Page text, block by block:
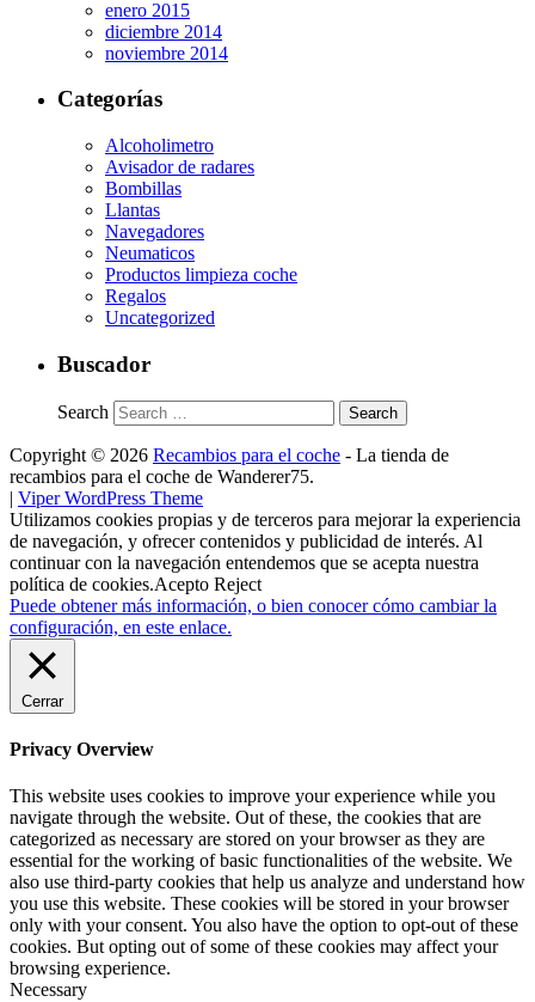
enero 2015
diciembre 2014
noviembre 2014
Categorías
Alcoholimetro
Avisador de radares
Bombillas
Llantas
Navegadores
Neumaticos
Productos limpieza coche
Regalos
Uncategorized
Buscador
Search
Copyright © 2026 Recambios para el coche - La tienda de
recambios para el coche de Wanderer75.
| Viper WordPress Theme
Utilizamos cookies propias y de terceros para mejorar la experiencia
de navegación, y ofrecer contenidos y publicidad de interés. Al
continuar con la navegación entendemos que se acepta nuestra
política de cookies.Acepto Reject
Puede obtener más información, o bien conocer cómo cambiar la
configuración, en este enlace.
Cerrar
Privacy Overview
This website uses cookies to improve your experience while you
navigate through the website. Out of these, the cookies that are
categorized as necessary are stored on your browser as they are
essential for the working of basic functionalities of the website. We
also use third-party cookies that help us analyze and understand how
you use this website. These cookies will be stored in your browser
only with your consent. You also have the option to opt-out of these
cookies. But opting out of some of these cookies may affect your
browsing experience.
Necessary